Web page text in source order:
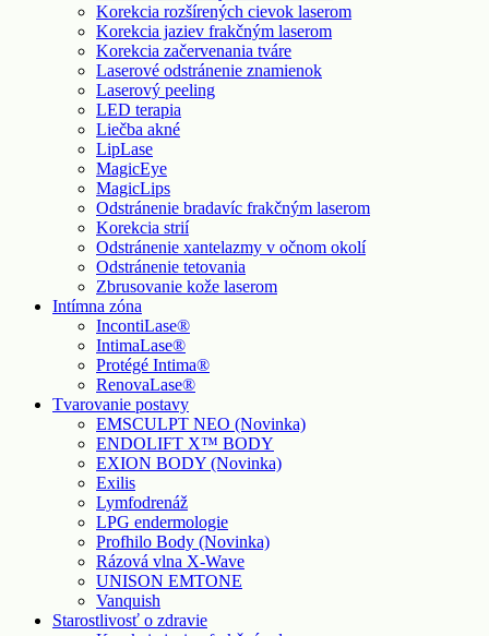
Korekcia rozšírených cievok laserom
Korekcia jaziev frakčným laserom
Korekcia začervenania tváre
Laserové odstránenie znamienok
Laserový peeling
LED terapia
Liečba akné
LipLase
MagicEye
MagicLips
Odstránenie bradavíc frakčným laserom
Korekcia strií
Odstránenie xantelazmy v očnom okolí
Odstránenie tetovania
Zbrusovanie kože laserom
Intímna zóna
IncontiLase®
IntimaLase®
Protégé Intima®
RenovaLase®
Tvarovanie postavy
EMSCULPT NEO (Novinka)
ENDOLIFT X™ BODY
EXION BODY (Novinka)
Exilis
Lymfodrenáž
LPG endermologie
Profhilo Body (Novinka)
Rázová vlna X-Wave
UNISON EMTONE
Vanquish
Starostlivosť o zdravie